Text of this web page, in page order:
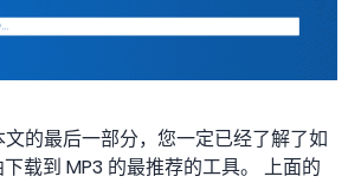
的最后一部分，您一定已经了解了如
载到 MP3 的最推荐的工具。 上面的